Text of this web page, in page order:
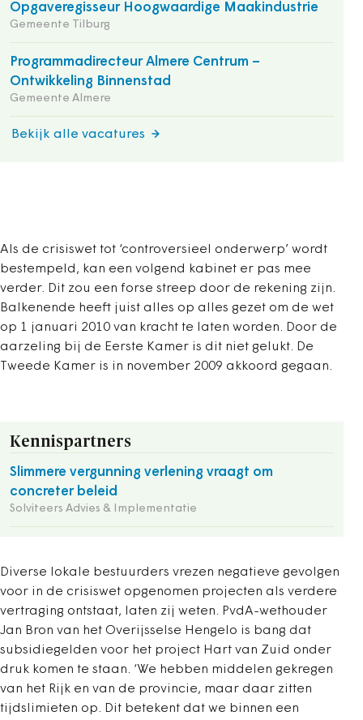
Opgaveregisseur Hoogwaardige Maakindustrie
Gemeente Tilburg
Programmadirecteur Almere Centrum –
Ontwikkeling Binnenstad
Gemeente Almere
Bekijk alle vacatures
Als de crisiswet tot ‘controversieel onderwerp’ wordt
bestempeld, kan een volgend kabinet er pas mee
verder. Dit zou een forse streep door de rekening zijn.
Balkenende heeft juist alles op alles gezet om de wet
op 1 januari 2010 van kracht te laten worden. Door de
aarzeling bij de Eerste Kamer is dit niet gelukt. De
Tweede Kamer is in november 2009 akkoord gegaan.
Kennispartners
Slimmere vergunning verlening vraagt om
concreter beleid
Solviteers Advies & Implementatie
Diverse lokale bestuurders vrezen negatieve gevolgen
voor in de crisiswet opgenomen projecten als verdere
vertraging ontstaat, laten zij weten. PvdA-wethouder
Jan Bron van het Overijsselse Hengelo is bang dat
subsidiegelden voor het project Hart van Zuid onder
druk komen te staan. ‘We hebben middelen gekregen
van het Rijk en van de provincie, maar daar zitten
tijdslimieten op. Dit betekent dat we binnen een